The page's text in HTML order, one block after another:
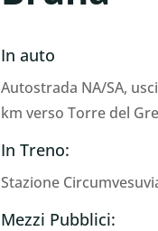
In auto
Autostrada NA/SA,
km verso Torre del
In Treno:
Stazione
Mezzi Pubblici: